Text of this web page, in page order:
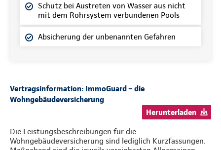
Schutz bei Austreten von Wasser aus nicht
mit dem Rohrsystem verbundenen Pools
Absicherung der unbenannten Gefahren
Vertragsinformation: ImmoGuard – die
Wohngebäudeversicherung
Herunterladen
Die Leistungsbeschreibungen für die
Wohngebäudeversicherung sind lediglich Kurzfassungen.